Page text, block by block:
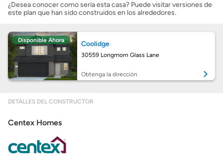
Costos casa nueva vs. usada
Obtener mi puntaje de crédito
Calcular mi hipoteca
Obtener Aprobación Previa
Preparar mi casa para la venta
Seguro de propietarios
¿Desea conocer como sería esta casa? Puede visitar versiones de
este plan que han sido construidos en los alrededores.
Disponible Ahora Coolidge
30559 Longmorn Glass Lane
Obtenga la dirección
DETALLES DEL CONSTRUCTOR
Centex Homes